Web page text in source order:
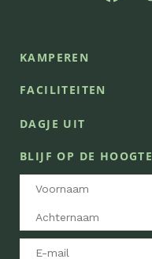
KAMPEREN
FACILITEITEN
DAGJE UIT
BLIJF OP DE HOOGTE